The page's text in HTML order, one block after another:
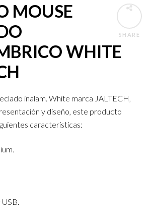
SHARE
MOUSE
WHITE
inalam. White marca JALTECH,
y diseño, este producto
características: